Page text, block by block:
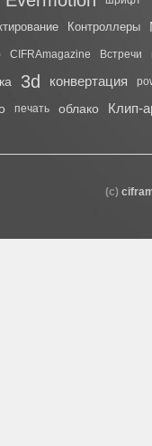
Контроллеры
CIFRAmagazine Встречи
3d конвертация
печать облако Клип-
(с)